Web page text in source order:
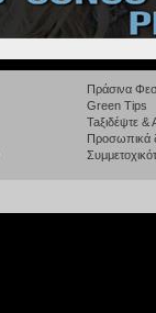
Πράσινα
Green Tips
Taξιδέψτε
Προσωπικά